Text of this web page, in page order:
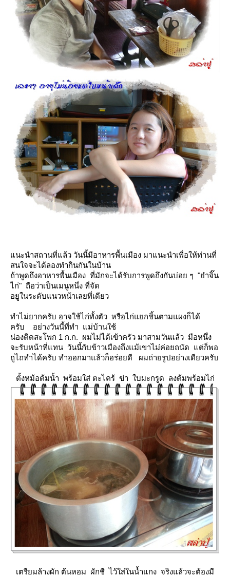
นะนำสถานที่แล้ว วันนี้มีอาหารพื้นเมือง มาแนะนำเพื่อให้ท่านที่
สนใจจะได้ลองทำกินกันในบ้าน
ถ้าพูดถึงอาหารพื้นเมือง ที่มักจะได้รับการพูดถึงกันบ่อย ๆ "ยำจิ๊น
ไก่" ถือว่าเป็นเมนูหนึ่ง ที่จัด
อยูในระดับแนวหน้าเลยที่เดียว
ทำไม่ยากครับ อาจใช้ไก่ทั้งตัว หรือไก่แยกชิ้นตามแผงก็ได้
ครับ อย่างวันนี้ที่ทำ แม่บ้านใช้
น่องติดสะโพก 1 ก.ก. ผมไม่ได้เข้าครัว มาสามวันแล้ว มือหนึ่ง
จะรับหน้าที่แทน วันนี้กับข้าวเมืองถึงแม้เขาไม่ค่อยถนัด แต่ก็พอ
ถูไถทำได้ครับ ทำออกมาแล้วก็อร่อยดี ผมถ่ายรูปอย่างเดียวครับ
ตั้งหม้อต้มน้ำ พร้อมใส่ ตะไคร้ ข่า ใบมะกรูด ลงต้มพร้อมไก่
เตรียมล้างผัก ต้นหอม ผักชี ไว้ใส่ในน้ำแกง จริงแล้วจะต้องมี